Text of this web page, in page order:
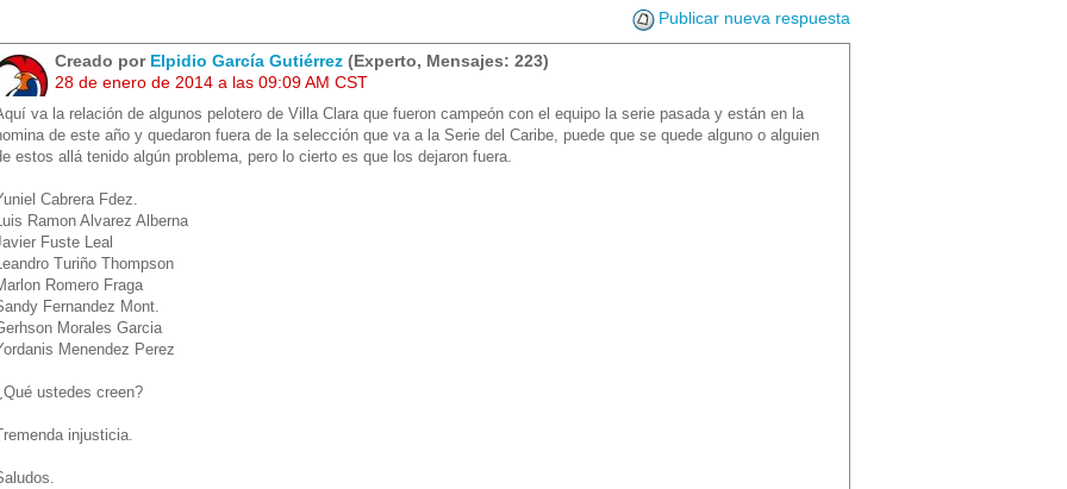
Publicar nueva respuesta
Creado por Elpidio García Gutiérrez (Experto, Mensajes: 223)
28 de enero de 2014 a las 09:09 AM CST
va la relación de algunos pelotero de Villa Clara que fueron campeón con el equipo la serie pasada y están en la
de este año y quedaron fuera de la selección que va a la Serie del Caribe, puede que se quede alguno o alguien
estos allá tenido algún problema, pero lo cierto es que los dejaron fuera.
Cabrera Fdez.
Ramon Alvarez Alberna
Fuste Leal
Turiño Thompson
Romero Fraga
Fernandez Mont.
Morales Garcia
Menendez Perez
ustedes creen?
injusticia.